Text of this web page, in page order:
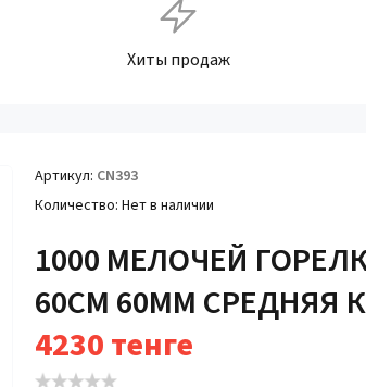
Хиты продаж
Артикул CN393
Количество Нет в наличии
1000 МЕЛОЧЕЙ
60СМ 60ММ СРЕДНЯЯ
4230тенге